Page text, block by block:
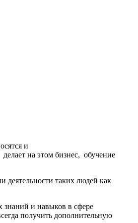
и
на этом бизнес, обучение
деятельности таких людей как
знаний и навыков в сфере
получить дополнительную